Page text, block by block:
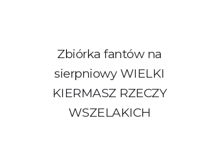
Zbiórka fantów na
sierpniowy WIELKI
KIERMASZ RZECZY
WSZELAKICH